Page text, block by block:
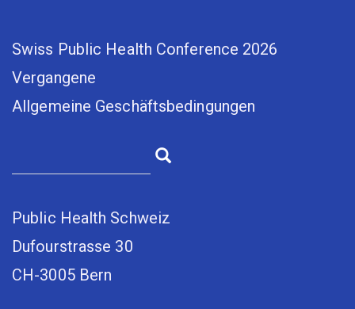
Swiss Public Health Conference 2026
Vergangene
Allgemeine Geschäftsbedingungen
Public Health Schweiz
Dufourstrasse 30
CH-3005 Bern